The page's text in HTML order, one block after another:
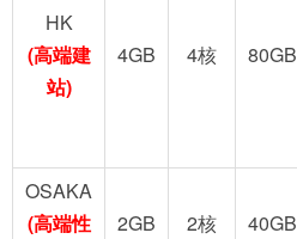
HK
(高端建
站)
4GB 4核 80GB
OSAKA
(高端性
2GB 2核 40GB